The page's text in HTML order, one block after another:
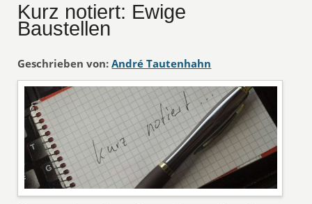
Kurz notiert: Ewige
Baustellen
Geschrieben von: André Tautenhahn